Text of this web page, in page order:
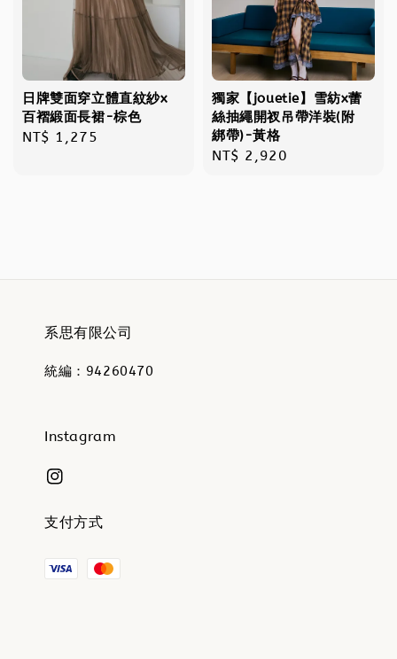
日牌雙面穿立體直紋紗x
百褶緞面長裙-棕色
Regular
NT$ 1,275
獨家【jouetie】雪紡x蕾
絲抽繩開衩吊帶洋裝(附
綁帶)-黃格
Regular
NT$ 2,920
系思有限公司
統編：94260470
Instagram
支付方式